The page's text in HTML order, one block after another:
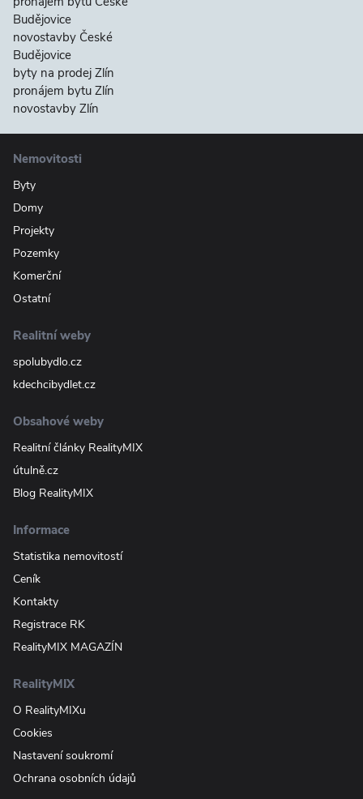
Budějovice
novostavby České
Budějovice
byty na prodej Zlín
pronájem bytu Zlín
novostavby Zlín
Nemovitosti
Byty
Domy
Projekty
Pozemky
Komerční
Ostatní
Realitní weby
spolubydlo.cz
kdechcibydlet.cz
Obsahové weby
Realitní články RealityMIX
útulně.cz
Blog RealityMIX
Informace
Statistika nemovitostí
Ceník
Kontakty
Registrace RK
RealityMIX MAGAZÍN
RealityMIX
O RealityMIXu
Cookies
Nastavení soukromí
Ochrana osobních údajů